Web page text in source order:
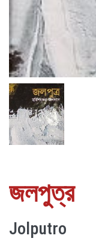
জলপুত্র
Jolputro